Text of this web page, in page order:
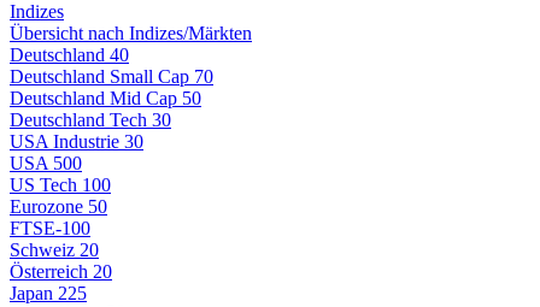
Indizes
Übersicht nach Indizes/Märkten
Deutschland 40
Deutschland Small Cap 70
Deutschland Mid Cap 50
Deutschland Tech 30
USA Industrie 30
USA 500
US Tech 100
Eurozone 50
FTSE-100
Schweiz 20
Österreich 20
Japan 225